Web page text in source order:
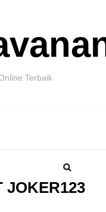
Terbaik
JOKER123